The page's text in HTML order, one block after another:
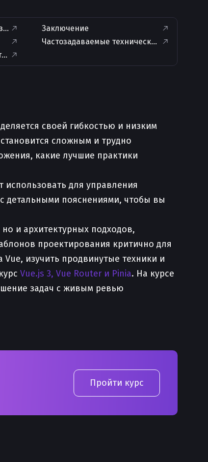
логикойЗаключение
Частозадаваемые технические вопросы
своей гибкостью и низким
сложным и трудно
какие лучшие практики
использовать для управления
детальными пояснениями, чтобы вы
и архитектурных подходов,
проектирования критично для
изучить продвинутые техники и
Vue.js 3, Vue Router и Pinia. На курсе
задач с живым ревью
Пройти курс